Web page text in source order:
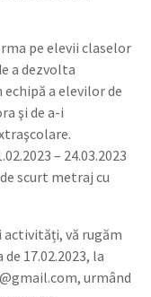
pe elevii claselor
a dezvolta
a elevilor de
şi de a-i
– 24.03.2023
scurt metraj cu
activități, vă rugăm
17.02.2023, la
urmând